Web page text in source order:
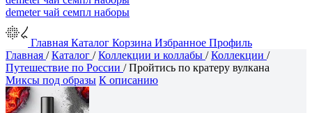
demeterчай семпл наборы
Главная Каталог Корзина Избранное Профиль
Главная /Каталог /Коллекции и коллабы /Коллекции /
Путешествие по России /Пройтись по кратеру вулкана
Миксы под образы К описанию